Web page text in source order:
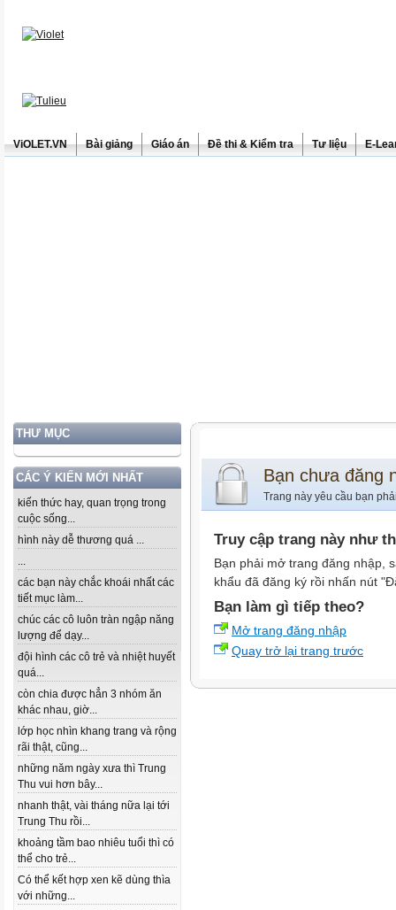
ViOLET.VN Bài giảng Giáo án Đề thi & Kiểm tra Tư liệu E-
THƯ MỤC
CÁC Ý KIẾN MỚI NHẤT
kiến thức hay, quan trọng trong
cuộc sống...
hình này dễ thương quá ...
...
các bạn này chắc khoái nhất các
tiết mục làm...
chúc các cô luôn tràn ngập năng
lượng để dạy...
đội hình các cô trẻ và nhiệt huyết
quá...
còn chia được hẳn 3 nhóm ăn
khác nhau, giờ...
lớp học nhìn khang trang và rộng
rãi thật, cũng...
những năm ngày xưa thì Trung
Thu vui hơn bây...
nhanh thật, vài tháng nữa lại tới
Trung Thu rồi...
khoảng tầm bao nhiêu tuổi thì có
thể cho trẻ...
Có thể kết hợp xen kẽ dùng thìa
với những...
Bạn chưa đăng
Trang này yêu cầu bạn
Truy cập trang này như
Bạn phải mở trang đăng nhập,
khẩu đã đăng ký rồi nhấn nút
Bạn làm gì tiếp theo?
Mở trang đăng nhập
Quay trở lại trang trước